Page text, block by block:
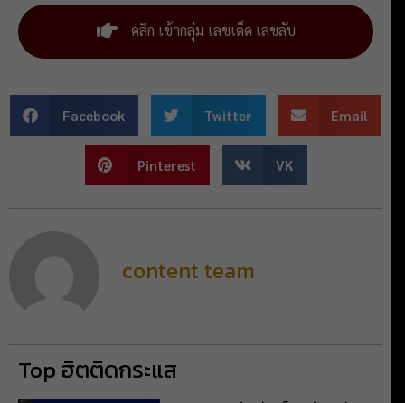
คลิก เข้ากลุ่ม เลขเด็ด เลขลับ
Facebook Twitter Email
Pinterest VK
content team
Top ฮิตติดกระแส